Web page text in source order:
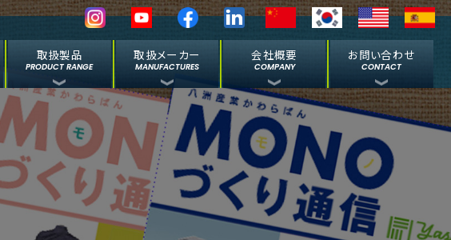
取扱製品
PRODUCT RANGE
取扱メーカー
MANUFACTURES
会社概要
COMPANY
お問い合わせ
CONTACT